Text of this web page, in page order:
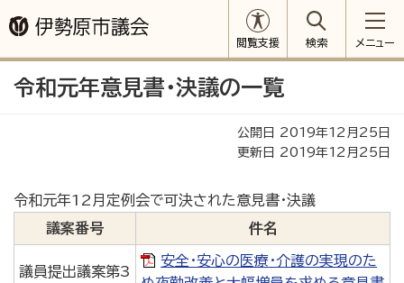
閲覧支援 検索 メニュー
令和元年意見書・決議の一覧
公開日 2019年12月25日
更新日 2019年12月25日
令和元年12月定例会で可決された意見書・決議
議案番号
件名
議員提出議案第3
安全・安心の医療・介護の実現のた